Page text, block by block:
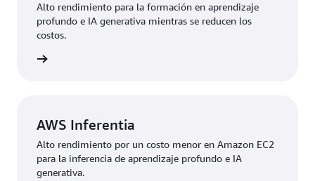
Alto rendimiento para la formación en aprendizaje
profundo e IA generativa mientras se reducen los
costos.
AWS Inferentia
Alto rendimiento por un costo menor en Amazon EC2
para la inferencia de aprendizaje profundo e IA
generativa.